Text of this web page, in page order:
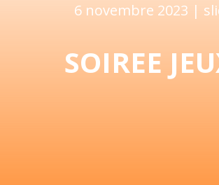
6 novembre 2023 |
SOIREE